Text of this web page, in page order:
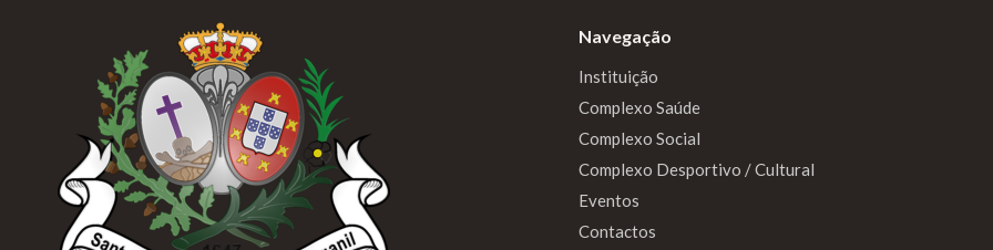
Navegação
Instituição
Complexo Saúde
Complexo Social
Complexo Desportivo / Cultural
Eventos
Contactos